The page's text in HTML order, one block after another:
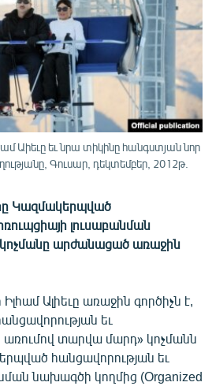
Աիեւը եւ նրա տիկինը հանգստյան նոր
Գուսար, դեկտեմբեր, 2012թ.
Կազմակերպված
լուսաբանման
արժանացած առաջին
Ալիեւը առաջին գործիչն է,
եւ
առումով տարվա մարդ» կոչմանն
հանցավորության եւ
նախագծի կողմից (Organized